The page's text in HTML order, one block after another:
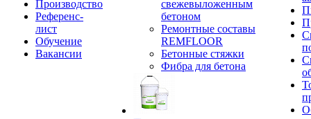
Производство
Референс-
лист
Обучение
Вакансии
свежевыложенным
бетоном
Ремонтные составы
REMFLOOR
Бетонные стяжки
Фибра для бетона